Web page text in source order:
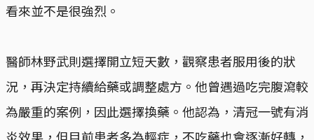
看來並不是很強烈。
醫師林野武則選擇開立短天數，觀察患者服用後的狀
況，再決定持續給藥或調整處方。他曾遇過吃完腹瀉較
為嚴重的案例，因此選擇換藥。他認為，清冠一號有消
炎效果，但目前患者多為輕症，不吃藥也會逐漸好轉，